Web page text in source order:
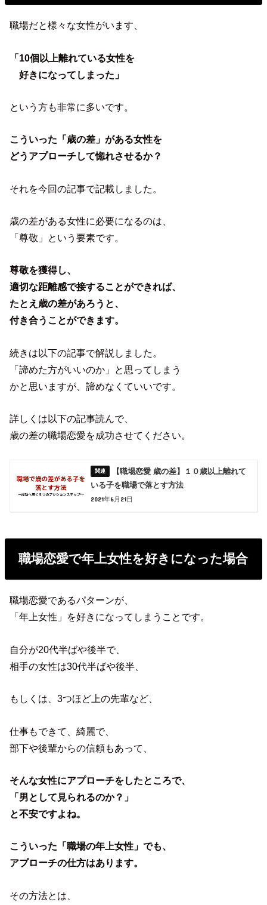
職場だと様々な女性がいます、
「10個以上離れている女性を
好きになってしまった」
という方も非常に多いです。
こういった「歳の差」がある女性を
どうアプローチして惚れさせるか？
それを今回の記事で記載しました。
歳の差がある女性に必要になるのは、
「尊敬」という要素です。
尊敬を獲得し、
適切な距離感で接することができれば、
たとえ歳の差があろうと、
付き合うことができます。
続きは以下の記事で解説しました。
「諦めた方がいいのか」と思ってしまう
かと思いますが、諦めなくていいです。
詳しくは以下の記事読んで、
歳の差の職場恋愛を成功させてください。
【職場恋愛 歳の差】１０歳以上離れて
いる子を職場で落とす方法
2021年6月21日
職場恋愛で年上女性を好きになった場合
職場恋愛であるパターンが、
「年上女性」を好きになってしまうことです。
自分が20代半ばや後半で、
相手の女性は30代半ばや後半、
もしくは、3つほど上の先輩など、
仕事もできて、綺麗で、
部下や後輩からの信頼もあって、
そんな女性にアプローチをしたところで、
「男として見られるのか？」
と不安ですよね。
こういった「職場の年上女性」でも、
アプローチの仕方はあります。
その方法とは、